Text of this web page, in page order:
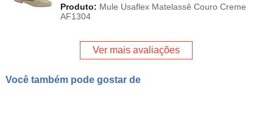
Produto: Mule Usaflex Matelassê Couro Creme
AF1304
Ver mais avaliações
Você também pode gostar de